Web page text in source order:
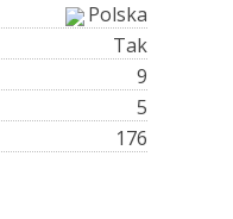
Polska
Tak
9
5
176